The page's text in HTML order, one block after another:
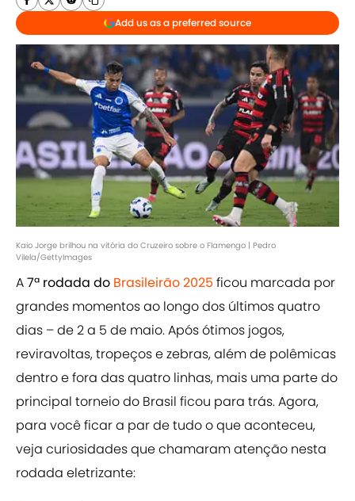
Add us as a preferred source
Kaio Jorge brilhou na vitória do Cruzeiro sobre o Flamengo | Pedro
Vilela/GettyImages
A7ª rodada do Brasileirão 2025 ficou marcada por
grandes momentos ao longo dos últimos quatro
dias – de 2 a 5 de maio. Após ótimos jogos,
reviravoltas, tropeços e zebras, além de polêmicas
dentro e fora das quatro linhas, mais uma parte do
principal torneio do Brasil ficou para trás. Agora,
para você ficar a par de tudo o que aconteceu,
veja curiosidades que chamaram atenção nesta
rodada eletrizante: